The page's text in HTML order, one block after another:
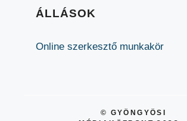
ÁLLÁSOK
Online szerkesztő munkakör
© GYÖNGYÖSI